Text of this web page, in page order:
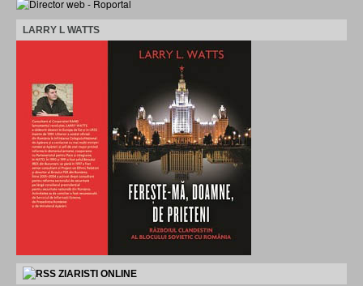
LARRY L WATTS
ZIARISTI ONLINE